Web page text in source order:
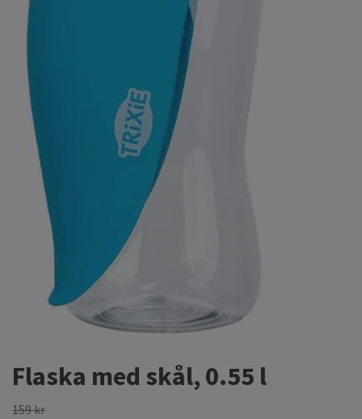
Flaska med skål, 0.55 l
159 kr